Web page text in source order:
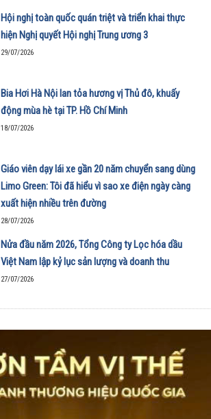
Hội nghị toàn quốc quán triệt và triển khai thực
hiện Nghị quyết Hội nghị Trung ương 3
29/07/2026
Bia Hơi Hà Nội lan tỏa hương vị Thủ đô, khuấy
động mùa hè tại TP. Hồ Chí Minh
18/07/2026
Giáo viên dạy lái xe gần 20 năm chuyển sang dùng
Limo Green: Tôi đã hiểu vì sao xe điện ngày càng
xuất hiện nhiều trên đường
28/07/2026
Nửa đầu năm 2026, Tổng Công ty Lọc hóa dầu
Việt Nam lập kỷ lục sản lượng và doanh thu
27/07/2026